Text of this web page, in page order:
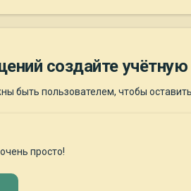
создайте учётную
быть пользователем, чтобы
просто!